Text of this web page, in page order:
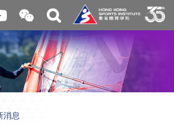
開
合
微
信
二
維
碼
關
搜
尋
消息